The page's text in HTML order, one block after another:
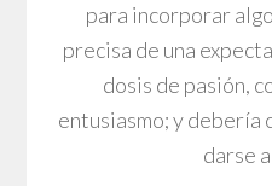
para incorporar
precisa de una
dosis de pasión,
entusiasmo; y
darse